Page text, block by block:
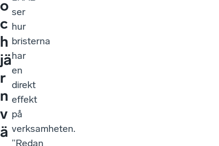
o
c
h
jä
r
n
v
ä
ser
hur
bristerna
har
en
direkt
effekt
på
verksamheten.
”Redan